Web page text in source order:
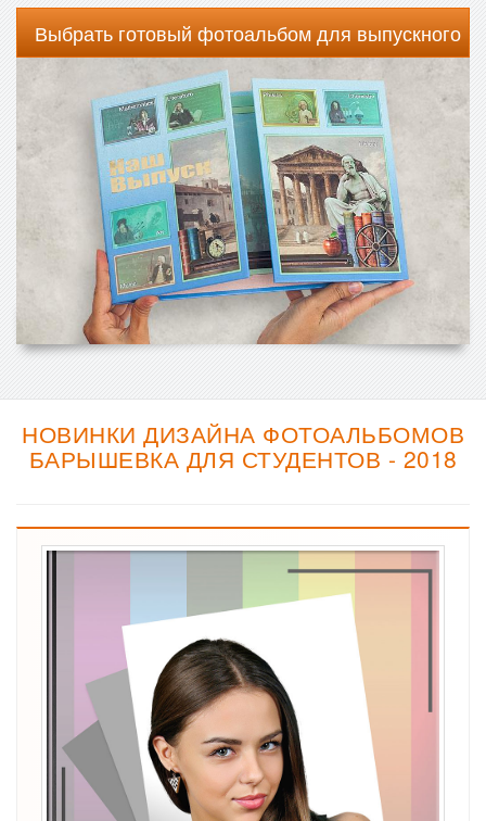
Выбрать готовый фотоальбом для выпускного
НОВИНКИ ДИЗАЙНА ФОТОАЛЬБОМОВ
БАРЫШЕВКА ДЛЯ СТУДЕНТОВ - 2018